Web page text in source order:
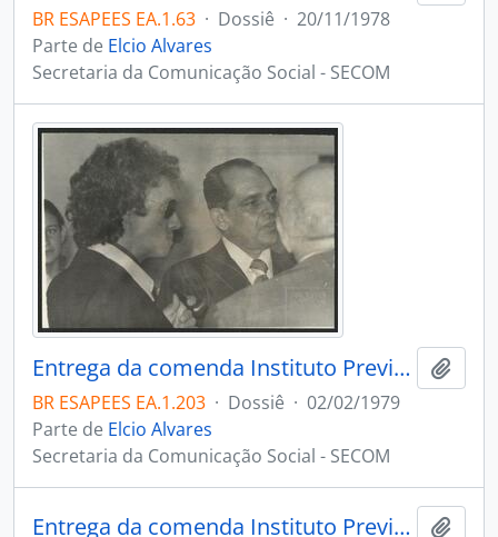
BR ESAPEES EA.1.63 · Dossiê · 20/11/1978
Parte de Elcio Alvares
Secretaria da Comunicação Social - SECOM
Entrega da comenda Instituto Previdência Jerônimo Monteiro ao cantor Roberto Carlos, Vitória ES
BR ESAPEES EA.1.203 · Dossiê · 02/02/1979
Parte de Elcio Alvares
Secretaria da Comunicação Social - SECOM
Entrega da comenda Instituto Previdência Jerônimo Monteiro IPAJM ao Ministro do Planejamento João Paulo Reis Veloso e ao Presidente do Banco Nacional de Desenvolvimento BANDES, Marcus Viana, Palácio Anchieta, Vitória ES